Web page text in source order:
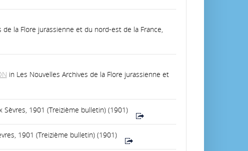
de la Flore jurassienne et du nord-est de la France,
in Les Nouvelles Archives de la Flore jurassienne et
1901 (Treizième bulletin) (1901)
1901 (Treizième bulletin) (1901)